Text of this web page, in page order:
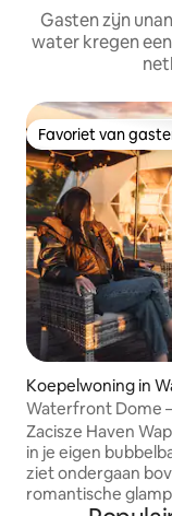
Gasten zijn
water kregen
Favoriet van
Favoriet van
Koepelwoning in
Waterfront Dome
sauna,
Zacisze Haven Wapnica Stel je
in je eigen
ziet ondergaan boven
romantische